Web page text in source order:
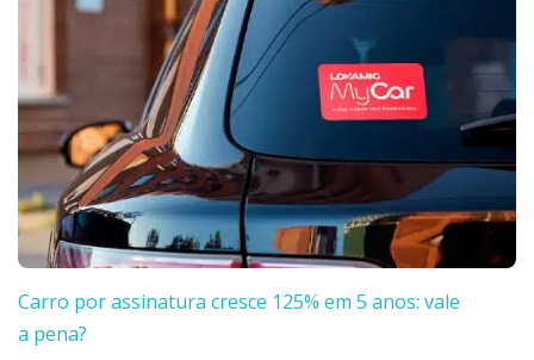
Carro por assinatura cresce 125% em 5 anos: vale
a pena?